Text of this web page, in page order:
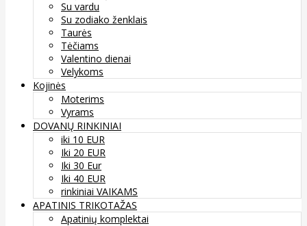
Su vardu
Su zodiako ženklais
Taurės
Tėčiams
Valentino dienai
Velykoms
Kojinės
Moterims
Vyrams
DOVANŲ RINKINIAI
iki 10 EUR
Iki 20 EUR
Iki 30 Eur
Iki 40 EUR
rinkiniai VAIKAMS
APATINIS TRIKOTAŽAS
Apatinių komplektai